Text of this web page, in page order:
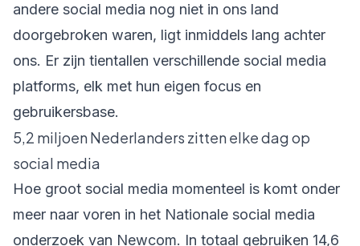
andere social media nog niet in ons land
doorgebroken waren, ligt inmiddels lang achter
ons. Er zijn tientallen verschillende social media
platforms, elk met hun eigen focus en
gebruikersbase.
5,2 miljoen Nederlanders zitten elke dag op
social media
Hoe groot social media momenteel is komt onder
meer naar voren in het Nationale social media
onderzoek van Newcom. In totaal gebruiken 14,6